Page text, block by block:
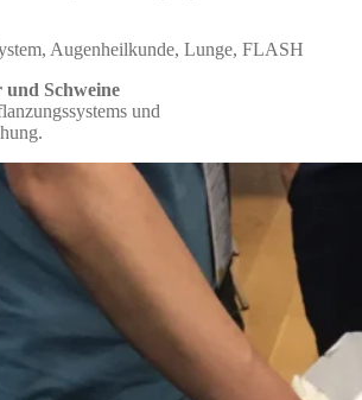
Augenheilkunde, Lunge, FLASH
Schweine
und